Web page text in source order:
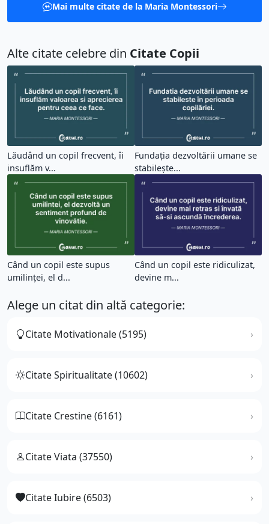
Mai multe citate de la Maria Montessori
Alte citate celebre din Citate Copii
Lăudând un copil frecvent, îi
insuflăm v...
Fundația dezvoltării umane se
stabilește...
Când un copil este supus
umilinței, el d...
Când un copil este ridiculizat,
devine m...
Alege un citat din altă categorie:
Citate Motivationale (5195)
Citate Spiritualitate (10602)
Citate Crestine (6161)
Citate Viata (37550)
Citate Iubire (6503)